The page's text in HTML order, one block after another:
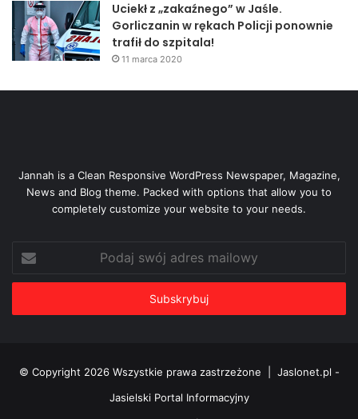
Uciekł z „zakaźnego” w Jaśle.
Gorliczanin w rękach Policji ponownie
trafił do szpitala!
11 marca 2020
Jannah is a Clean Responsive WordPress Newspaper, Magazine,
News and Blog theme. Packed with options that allow you to
completely customize your website to your needs.
swój
adres
© Copyright 2026 Wszystkie prawa zastrzeżone | Jaslonet.pl -
Jasielski Portal Informacyjny